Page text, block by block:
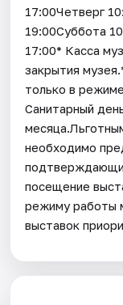
17:00Четверг
19:00Суббота
17:00* Касса
закрытия
только в
Санитарный
необходимо
посещение
режиму работы
выставок